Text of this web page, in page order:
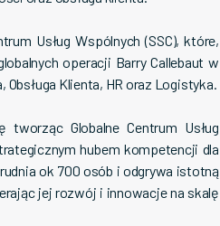
Usług Wspólnych (SSC), które,
operacji Barry Callebaut w
Klienta, HR oraz Logistyka.
Globalne Centrum Usług
hubem kompetencji dla
ok 700 osób i odgrywa istotną
jej rozwój i innowacje na skalę